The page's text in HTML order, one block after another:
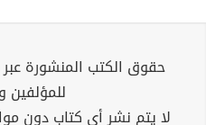
حقوق الكتب المنشورة
للمؤلفين
لا يتم نشر أي كتاب دون